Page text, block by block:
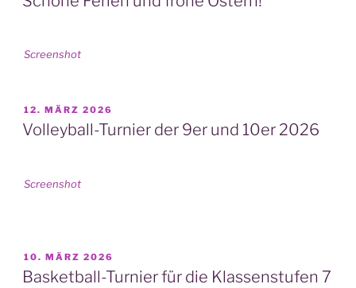
Screen­shot
VERÖFFENTLICHT
AM
12. MÄRZ 2026
Volleyball-Turnier der 9er und 10er 2026
Screen­shot
VERÖFFENTLICHT
AM
10. MÄRZ 2026
Basketball-Turnier für die Klassenstufen 7